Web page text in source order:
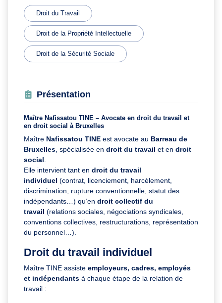
Droit du Travail
Droit de la Propriété Intellectuelle
Droit de la Sécurité Sociale
Présentation
Maître Nafissatou TINE – Avocate en droit du travail et
en droit social à Bruxelles
Maître Nafissatou TINE est avocate au Barreau de
Bruxelles , spécialisée en droit du travail et en droit
social
Elle intervient tant en droit du travail
individuel (contrat, licenciement, harcèlement,
discrimination, rupture conventionnelle, statut des
indépendants…) qu’en droit collectif du
travail (relations sociales, négociations syndicales,
conventions collectives, restructurations, représentation
du personnel…).
Droit du travail individuel
Maître TINE assiste employeurs, cadres, employés
et indépendants à chaque étape de la relation de
travail :